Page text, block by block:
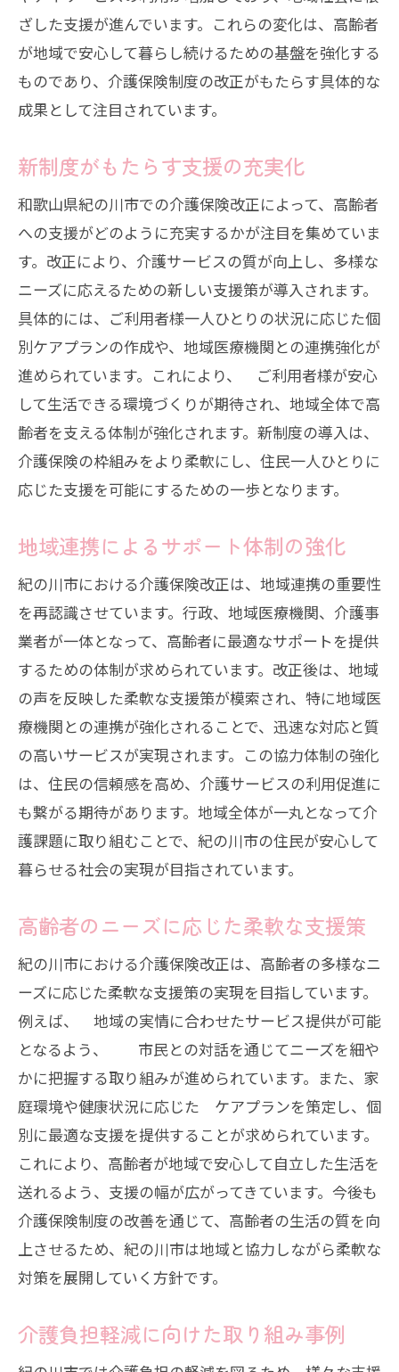
ざした支援が進んでいます。これらの変化は、高齢者
が地域で安心して暮らし続けるための基盤を強化する
ものであり、介護保険制度の改正がもたらす具体的な
成果として注目されています。
新制度がもたらす支援の充実化
和歌山県紀の川市での介護保険改正によって、高齢者
への支援がどのように充実するかが注目を集めていま
す。改正により、介護サービスの質が向上し、多様な
ニーズに応えるための新しい支援策が導入されます。
具体的には、ご利用者様一人ひとりの状況に応じた個
別ケアプランの作成や、地域医療機関との連携強化が
進められています。これにより、 ご利用者様が安心
して生活できる環境づくりが期待され、地域全体で高
齢者を支える体制が強化されます。新制度の導入は、
介護保険の枠組みをより柔軟にし、住民一人ひとりに
応じた支援を可能にするための一歩となります。
地域連携によるサポート体制の強化
紀の川市における介護保険改正は、地域連携の重要性
を再認識させています。行政、地域医療機関、介護事
業者が一体となって、高齢者に最適なサポートを提供
するための体制が求められています。改正後は、地域
の声を反映した柔軟な支援策が模索され、特に地域医
療機関との連携が強化されることで、迅速な対応と質
の高いサービスが実現されます。この協力体制の強化
は、住民の信頼感を高め、介護サービスの利用促進に
も繋がる期待があります。地域全体が一丸となって介
護課題に取り組むことで、紀の川市の住民が安心して
暮らせる社会の実現が目指されています。
高齢者のニーズに応じた柔軟な支援策
紀の川市における介護保険改正は、高齢者の多様なニ
ーズに応じた柔軟な支援策の実現を目指しています。
例えば、 地域の実情に合わせたサービス提供が可能
となるよう、 市民との対話を通じてニーズを細や
かに把握する取り組みが進められています。また、家
庭環境や健康状況に応じた ケアプランを策定し、個
別に最適な支援を提供することが求められています。
これにより、高齢者が地域で安心して自立した生活を
送れるよう、支援の幅が広がってきています。今後も
介護保険制度の改善を通じて、高齢者の生活の質を向
上させるため、紀の川市は地域と協力しながら柔軟な
対策を展開していく方針です。
介護負担軽減に向けた取り組み事例